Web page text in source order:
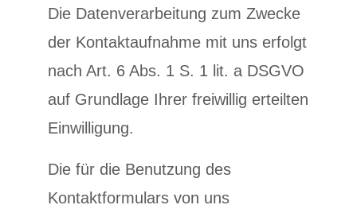
Die Datenverarbeitung zum Zwecke
der Kontaktaufnahme mit uns erfolgt
nach Art. 6 Abs. 1 S. 1 lit. a DSGVO
auf Grundlage Ihrer freiwillig erteilten
Einwilligung.
Die für die Benutzung des
Kontaktformulars von uns